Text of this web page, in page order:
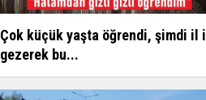
Çok küçük yaşta öğrendi, şimdi il il
gezerek bu...